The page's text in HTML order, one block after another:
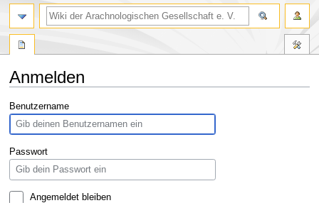
Anmelden
Zur
Navigation
springen
Zur
Suche
springen
Benutzername
Passwort
Angemeldet bleiben